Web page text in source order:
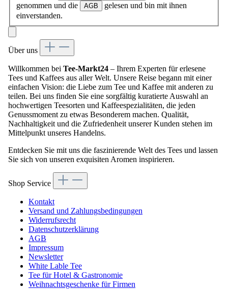
genommen und die
AGB
gelesen und bin mit ihnen
einverstanden.
Über uns
Willkommen bei Tee-Markt24 – Ihrem Experten für erlesene
Tees und Kaffees aus aller Welt. Unsere Reise begann mit einer
einfachen Vision: die Liebe zum Tee und Kaffee mit anderen zu
teilen. Bei uns finden Sie eine sorgfältig kuratierte Auswahl an
hochwertigen Teesorten und Kaffeespezialitäten, die jeden
Genussmoment zu etwas Besonderem machen. Qualität,
Nachhaltigkeit und die Zufriedenheit unserer Kunden stehen im
Mittelpunkt unseres Handelns.
Entdecken Sie mit uns die faszinierende Welt des Tees und lassen
Sie sich von unseren exquisiten Aromen inspirieren.
Shop Service
Kontakt
Versand und Zahlungsbedingungen
Widerrufsrecht
Datenschutzerklärung
AGB
Impressum
Newsletter
White Lable Tee
Tee für Hotel & Gastronomie
Weihnachtsgeschenke für Firmen